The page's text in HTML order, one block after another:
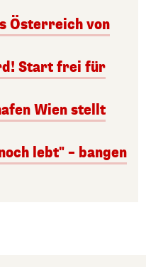
Österreich von
Start frei für
Wien stellt
lebt" – bangen